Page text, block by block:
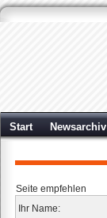
Start Newsarchiv
Seite empfehlen
Ihr Name: